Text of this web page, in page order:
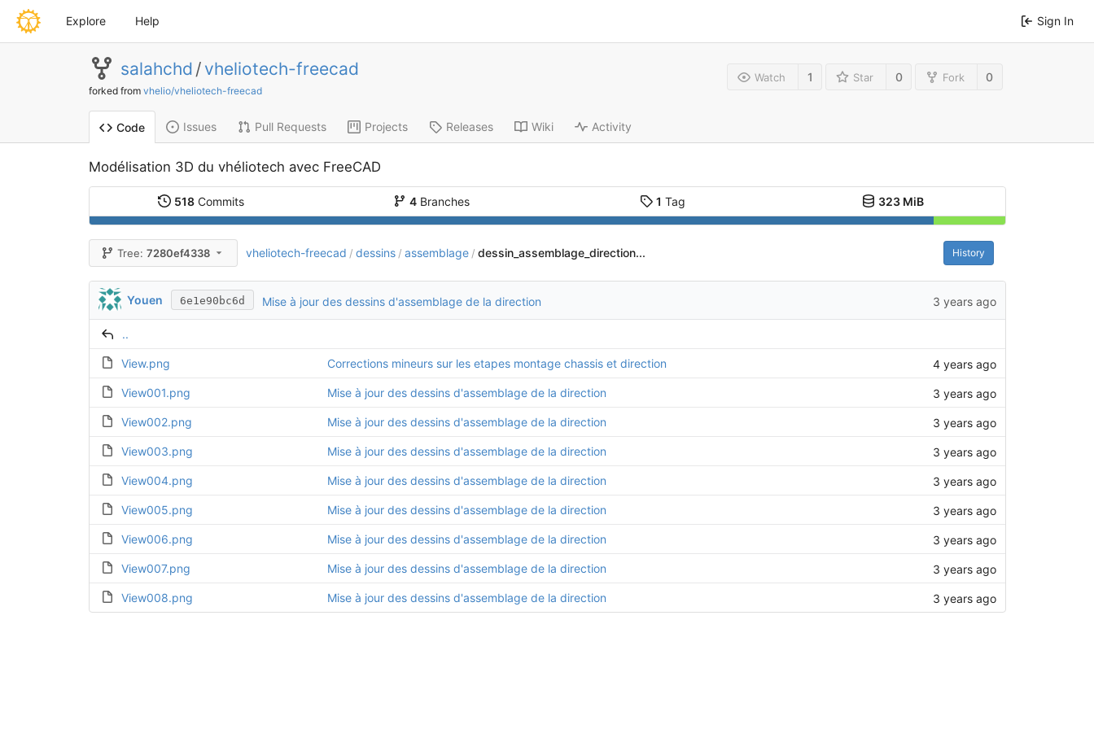
Explore Help Sign In
salahchd / vheliotech-freecad
forked from vhelio/vheliotech-freecad
Watch 1 Star 0 Fork 0
Code Issues Pull Requests Projects Releases Wiki Activity
Modélisation 3D du vhéliotech avec FreeCAD
518 Commits 4 Branches 1 Tag 323 MiB
Tree:7280ef4338 vheliotech-freecad / dessins / assemblage / dessin_assemblage_direction... History
Youen 6e1e90bc6d Mise à jour des dessins d'assemblage de la direction 3 years ago
..
View.png Corrections mineurs sur les etapes montage chassis et direction 4 years ago
View001.png Mise à jour des dessins d'assemblage de la direction 3 years ago
View002.png Mise à jour des dessins d'assemblage de la direction 3 years ago
View003.png Mise à jour des dessins d'assemblage de la direction 3 years ago
View004.png Mise à jour des dessins d'assemblage de la direction 3 years ago
View005.png Mise à jour des dessins d'assemblage de la direction 3 years ago
View006.png Mise à jour des dessins d'assemblage de la direction 3 years ago
View007.png Mise à jour des dessins d'assemblage de la direction 3 years ago
View008.png Mise à jour des dessins d'assemblage de la direction 3 years ago